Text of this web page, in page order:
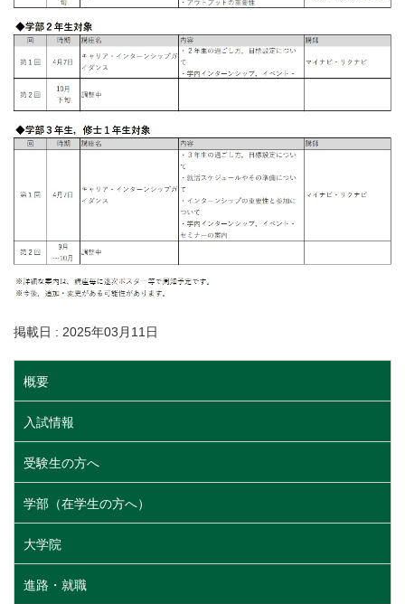
掲載日 : 2025年03月11日
概要
入試情報
受験生の方へ
学部（在学生の方へ）
大学院
進路・就職